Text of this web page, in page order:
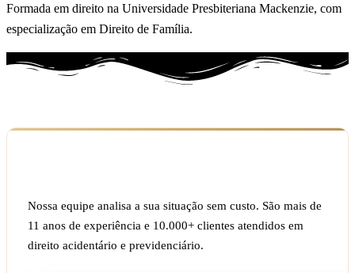
Formada em direito na Universidade Presbiteriana Mackenzie, com
especialização em Direito de Família.
Nossa equipe analisa a sua situação sem custo. São mais de
11 anos de experiência e 10.000+ clientes atendidos em
direito acidentário e previdenciário.